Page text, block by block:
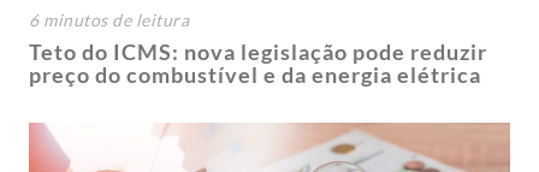
6 minutosde leitura
Teto do ICMS: nova legislação pode reduzir
preço do combustível e da energia elétrica